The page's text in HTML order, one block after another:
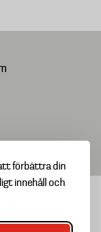
förbättra din
innehåll och